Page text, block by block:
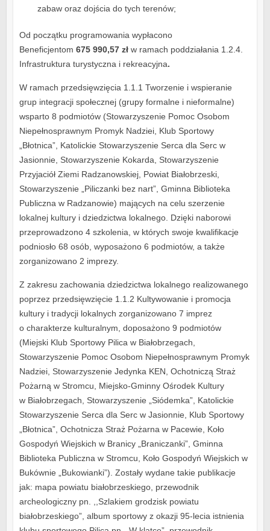
zabaw oraz dojścia do tych terenów;
Od początku programowania wypłacono
Beneficjentom 675 990,57 zł w ramach poddziałania 1.2.4.
Infrastruktura turystyczna i rekreacyjna.
W ramach przedsięwzięcia 1.1.1 Tworzenie i wspieranie
grup integracji społecznej (grupy formalne i nieformalne)
wsparto 8 podmiotów (Stowarzyszenie Pomoc Osobom
Niepełnosprawnym Promyk Nadziei, Klub Sportowy
„Błotnica”, Katolickie Stowarzyszenie Serca dla Serc w
Jasionnie, Stowarzyszenie Kokarda, Stowarzyszenie
Przyjaciół Ziemi Radzanowskiej, Powiat Białobrzeski,
Stowarzyszenie „Piliczanki bez nart”, Gminna Biblioteka
Publiczna w Radzanowie) mających na celu szerzenie
lokalnej kultury i dziedzictwa lokalnego. Dzięki naborowi
przeprowadzono 4 szkolenia, w których swoje kwalifikacje
podniosło 68 osób, wyposażono 6 podmiotów, a także
zorganizowano 2 imprezy.
Z zakresu zachowania dziedzictwa lokalnego realizowanego
poprzez przedsięwzięcie 1.1.2 Kultywowanie i promocja
kultury i tradycji lokalnych zorganizowano 7 imprez
o charakterze kulturalnym, doposażono 9 podmiotów
(Miejski Klub Sportowy Pilica w Białobrzegach,
Stowarzyszenie Pomoc Osobom Niepełnosprawnym Promyk
Nadziei, Stowarzyszenie Jedynka KEN, Ochotniczą Straż
Pożarną w Stromcu, Miejsko-Gminny Ośrodek Kultury
w Białobrzegach, Stowarzyszenie „Siódemka”, Katolickie
Stowarzyszenie Serca dla Serc w Jasionnie, Klub Sportowy
„Błotnica”, Ochotnicza Straż Pożarna w Pacewie, Koło
Gospodyń Wiejskich w Branicy „Braniczanki”, Gminna
Biblioteka Publiczna w Stromcu, Koło Gospodyń Wiejskich w
Bukównie „Bukowianki”). Zostały wydane takie publikacje
jak: mapa powiatu białobrzeskiego, przewodnik
archeologiczny pn. ,,Szlakiem grodzisk powiatu
białobrzeskiego”, album sportowy z okazji 95-lecia istnienia